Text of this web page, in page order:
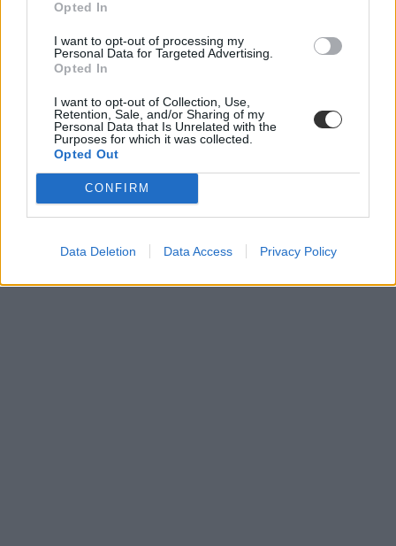
Opted In
I want to opt-out of processing my
Personal Data for Targeted Advertising.
Opted In
I want to opt-out of Collection, Use,
Retention, Sale, and/or Sharing of my
Personal Data that Is Unrelated with the
Purposes for which it was collected.
Opted Out
CONFIRM
Data Deletion Data Access Privacy Policy